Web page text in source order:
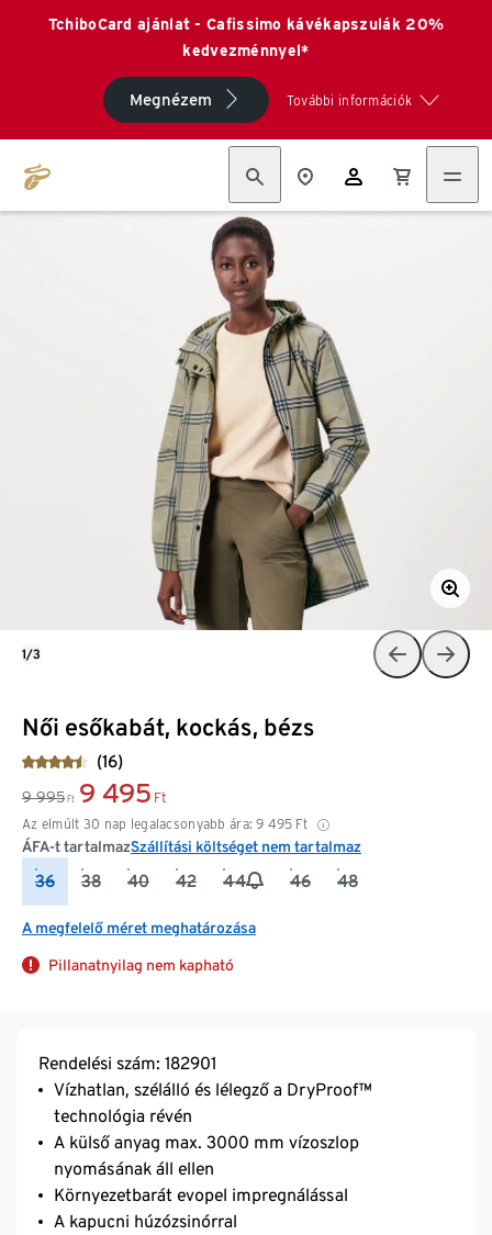
TchiboCard ajánlat - Cafissimo kávékapszulák 20%
kedvezménnyel*
Megnézem További információk
Női esőkabát, kockás, bézs
(16)
9 995 Ft 9 495 Ft
Az elmúlt 30 nap legalacsonyabb ára: 9 495 Ft
ÁFA-t tartalmazSzállítási költséget nem tartalmaz
36 38 40 42 44 46 48
A megfelelő méret meghatározása
Pillanatnyilag nem kapható
1/3
Rendelési szám: 182901
Vízhatlan, szélálló és lélegző a DryProof™
technológia révén
A külső anyag max. 3000 mm vízoszlop
nyomásának áll ellen
Környezetbarát evopel impregnálással
A kapucni húzózsinórral